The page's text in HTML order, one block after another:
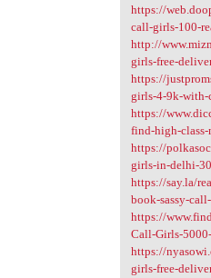
https://
call-girls-100-
http://
girls-free-
https://
girls-4-9k-with-
https://
find-high-class-
https://
girls-in-delhi-
https://say.la/
book-sassy-
https://
Call-Girls-
https://
girls-free-